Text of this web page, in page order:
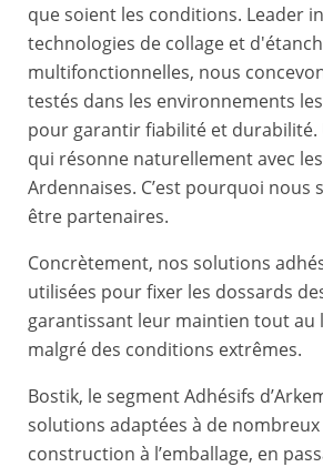
que soient les conditions. Leader
technologies de collage et
multifonctionnelles, nous
testés dans les environnements
pour garantir fiabilité et durabilité.
qui résonne naturellement avec
Ardennaises. C’est pourquoi nous
être partenaires.
Concrètement, nos solutions
utilisées pour fixer les dossards
garantissant leur maintien tout au
malgré des conditions extrêmes.
Bostik, le segment Adhésifs
solutions adaptées à de nombreux
construction à l’emballage, en